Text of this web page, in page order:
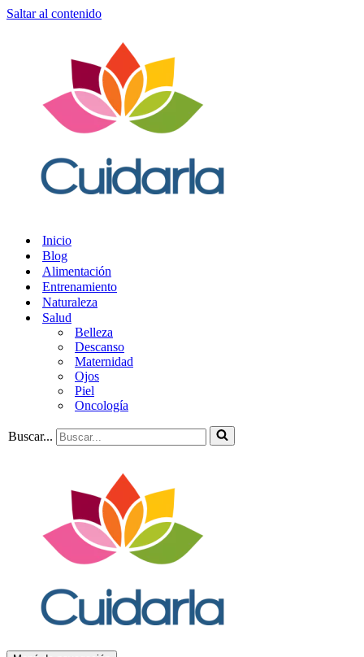
Saltar al contenido
Inicio
Blog
Alimentación
Entrenamiento
Naturaleza
Salud
Belleza
Descanso
Maternidad
Ojos
Piel
Oncología
Buscar...